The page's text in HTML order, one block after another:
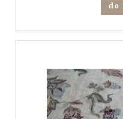
do